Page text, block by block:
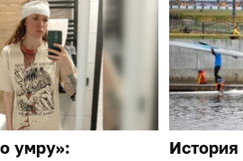
умру»: